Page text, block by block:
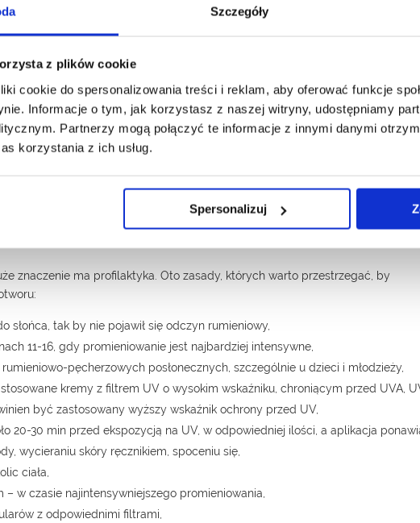
Szczegóły
z plików cookie
cookie do spersonalizowania treści i reklam, aby oferować funkcje
Informacje o tym, jak korzystasz z naszej witryny, udostępniamy
Partnerzy mogą połączyć te informacje z innymi danymi
korzystania z ich usług.
Spersonalizuj
pojawienie się wypukłości, pojawienie się guzków, powiększenie (ang.
z wbudowanym oświetleniem – obraz jest dziesięciokrotnie powiększony,
jest wideodermatoskopia polegająca na przyłożeniu kamery do skóry i
usunięciu podejrzanej zmiany i badaniu histopatologicznym. O
to być usunięcie zmiany pierwotnej z poszerzonym marginesem, wycięcie
znaczenie ma profilaktyka. Oto zasady, których warto przestrzegać, by
słońca, tak by nie pojawił się odczyn rumieniowy,
11-16, gdy promieniowanie jest najbardziej intensywne,
pęcherzowych posłonecznych, szczególnie u dzieci i młodzieży,
kremy z filtrem UV o wysokim wskaźniku, chroniącym przed UVA,
być zastosowany wyższy wskaźnik ochrony przed UV,
20-30 min przed ekspozycją na UV, w odpowiedniej ilości, a aplikacja
wycieraniu skóry ręcznikiem, spoceniu się,
ciała,
w czasie najintensywniejszego promieniowania,
z odpowiednimi filtrami,